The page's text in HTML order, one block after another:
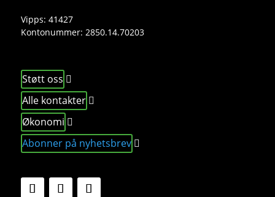
Vipps: 41427
Kontonummer: 2850.14.70203
Støtt oss
Alle kontakter
Økonomi
Abonner på nyhetsbrev